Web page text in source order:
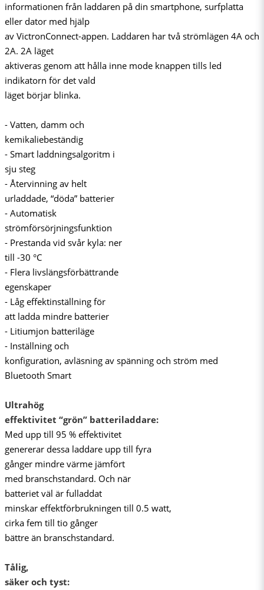
informationen från laddaren på din smartphone, surfplatta
eller dator med hjälp
av VictronConnect-appen. Laddaren har två strömlägen 4A och
2A. 2A läget
aktiveras genom att hålla inne mode knappen tills led
indikatorn för det vald
läget börjar blinka.
- Vatten, damm och
kemikaliebeständig
- Smart laddningsalgoritm i
sju steg
- Återvinning av helt
urladdade, “döda” batterier
- Automatisk
strömförsörjningsfunktion
- Prestanda vid svår kyla: ner
till -30 °C
- Flera livslängsförbättrande
egenskaper
- Låg effektinställning för
att ladda mindre batterier
- Litiumjon batteriläge
- Inställning och
konfiguration, avläsning av spänning och ström med
Bluetooth Smart
Ultrahög
effektivitet “grön” batteriladdare:
Med upp till 95 % effektivitet
genererar dessa laddare upp till fyra
gånger mindre värme jämfört
med branschstandard. Och när
batteriet väl är fulladdat
minskar effektförbrukningen till 0.5 watt,
cirka fem till tio gånger
bättre än branschstandard.
Tålig,
säker och tyst: